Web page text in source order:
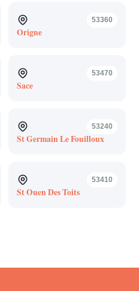
53360
Origne
53470
Sace
53240
St Germain Le Fouilloux
53410
St Ouen Des Toits